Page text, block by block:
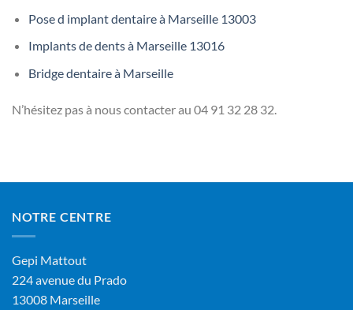
Pose d implant dentaire à Marseille 13003
Implants de dents à Marseille 13016
Bridge dentaire à Marseille
N’hésitez pas à nous contacter au 04 91 32 28 32.
NOTRE CENTRE
Gepi Mattout
224 avenue du Prado
13008 Marseille